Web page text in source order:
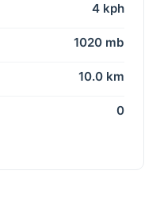
4 kph
1020 mb
10.0 km
0